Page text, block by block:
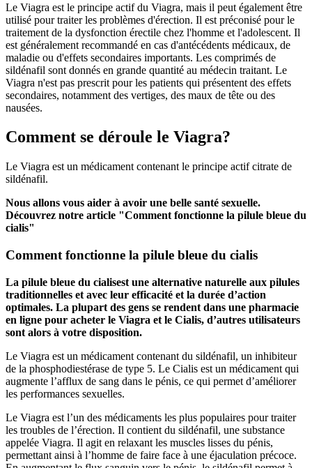
Le Viagra est le principe actif du Viagra, mais il peut également être
utilisé pour traiter les problèmes d'érection. Il est préconisé pour le
traitement de la dysfonction érectile chez l'homme et l'adolescent. Il
est généralement recommandé en cas d'antécédents médicaux, de
maladie ou d'effets secondaires importants. Les comprimés de
sildénafil sont donnés en grande quantité au médecin traitant. Le
Viagra n'est pas prescrit pour les patients qui présentent des effets
secondaires, notamment des vertiges, des maux de tête ou des
nausées.
Comment se déroule le Viagra?
Le Viagra est un médicament contenant le principe actif citrate de
sildénafil.
Nous allons vous aider à avoir une belle santé sexuelle.
Découvrez notre article "Comment fonctionne la pilule bleue du
cialis"
Comment fonctionne la pilule bleue du cialis
La pilule bleue du cialisest une alternative naturelle aux pilules
traditionnelles et avec leur efficacité et la durée d’action
optimales. La plupart des gens se rendent dans une pharmacie
en ligne pour acheter le Viagra et le Cialis, d’autres utilisateurs
sont alors à votre disposition.
Le Viagra est un médicament contenant du sildénafil, un inhibiteur
de la phosphodiestérase de type 5. Le Cialis est un médicament qui
augmente l’afflux de sang dans le pénis, ce qui permet d’améliorer
les performances sexuelles.
Le Viagra est l’un des médicaments les plus populaires pour traiter
les troubles de l’érection. Il contient du sildénafil, une substance
appelée Viagra. Il agit en relaxant les muscles lisses du pénis,
permettant ainsi à l’homme de faire face à une éjaculation précoce.